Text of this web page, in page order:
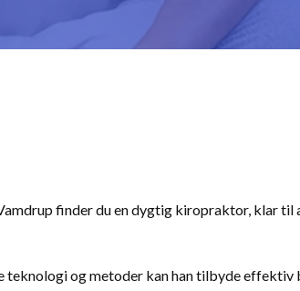
finder du en dygtig kiropraktor, klar til
og metoder kan han tilbyde